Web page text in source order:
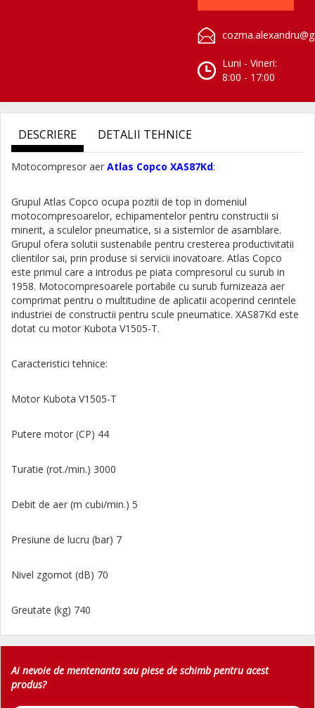
Luni - Vineri:
8:00 - 17:00
DESCRIERE DETALII TEHNICE
Motocompresor aer Atlas Copco XAS87Kd:
Grupul Atlas Copco ocupa pozitii de top in domeniul
motocompresoarelor, echipamentelor pentru constructii si
minerit, a sculelor pneumatice, si a sistemlor de asamblare.
Grupul ofera solutii sustenabile pentru cresterea productivitatii
clientilor sai, prin produse si servicii inovatoare. Atlas Copco
este primul care a introdus pe piata compresorul cu surub in
1958. Motocompresoarele portabile cu surub furnizeaza aer
comprimat pentru o multitudine de aplicatii acoperind cerintele
industriei de constructii pentru scule pneumatice. XAS87Kd este
dotat cu motor Kubota V1505-T.
Caracteristici tehnice:
Motor Kubota V1505-T
Putere motor (CP) 44
Turatie (rot./min.) 3000
Debit de aer (m cubi/min.) 5
Presiune de lucru (bar) 7
Nivel zgomot (dB) 70
Greutate (kg) 740
Ai nevoie de mentenanta sau piese de schimb pentru acest
produs?